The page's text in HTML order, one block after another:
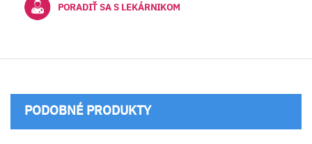
PORADIŤ SA S LEKÁRNIKOM
PODOBNÉ PRODUKTY